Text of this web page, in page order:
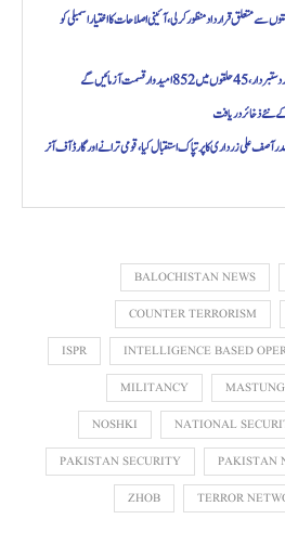
اسمبلی نے مہاجرین کی 12 نشستوں سے متعلق قرارداد منظور کرلی، آئینی اصلاحات کا اختیار اسمبلی کو
نئے ذخائر دریافت
علی زرداری کا پرتپاک استقبال کیا، قومی ترانے اور گارڈ آف آنر
BALOCHISTAN NEWS
COUNTER TERRORISM
INTELLIGENCE BASED
ISPR
MASTUNG
MILITANCY
NATIONAL
NOSHKI
PAKISTAN
PAKISTAN SECURITY
TERROR
ZHOB